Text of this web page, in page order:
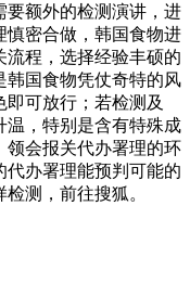
要额外的检测演讲，进
慎密合做，韩国食物进
流程，选择经验丰硕的
韩国食物凭仗奇特的风
可放行；若检测及
温，特别是含有特殊成
领会报关代办署理的环
办署理能预判可能的
测，前往搜狐。